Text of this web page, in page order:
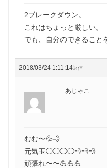
2ブレークダウン。
これはちょっと厳しい。
でも、自分のできること
2018/03/24 1:11:14返信
あじゃこ
むむ〜💦💨
元気玉◯◯◯◯💨💨💨
頑張れ〜〜💪💪💪